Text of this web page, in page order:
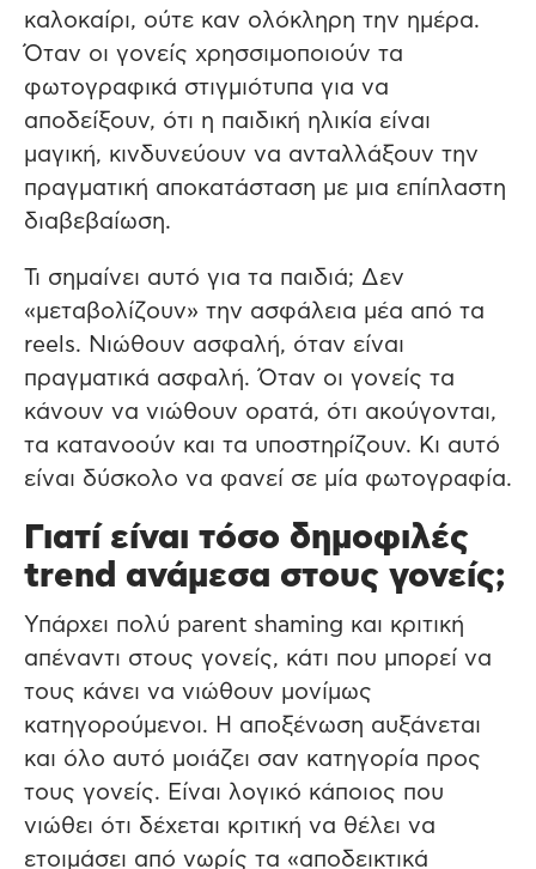
καλοκαίρι, ούτε καν ολόκληρη την ημέρα.
Όταν οι γονείς χρησσιμοποιούν τα
φωτογραφικά στιγμιότυπα για να
αποδείξουν, ότι η παιδική ηλικία είναι
μαγική, κινδυνεύουν να ανταλλάξουν την
πραγματική αποκατάσταση με μια επίπλαστη
διαβεβαίωση.
Τι σημαίνει αυτό για τα παιδιά; Δεν
«μεταβολίζουν» την ασφάλεια μέα από τα
reels. Νιώθουν ασφαλή, όταν είναι
πραγματικά ασφαλή. Όταν οι γονείς τα
κάνουν να νιώθουν ορατά, ότι ακούγονται,
τα κατανοούν και τα υποστηρίζουν. Κι αυτό
είναι δύσκολο να φανεί σε μία φωτογραφία.
Γιατί είναι τόσο δημοφιλές
trend ανάμεσα στους γονείς;
Υπάρχει πολύ parent shaming και κριτική
απέναντι στους γονείς, κάτι που μπορεί να
τους κάνει να νιώθουν μονίμως
κατηγορούμενοι. Η αποξένωση αυξάνεται
και όλο αυτό μοιάζει σαν κατηγορία προς
τους γονείς. Είναι λογικό κάποιος που
νιώθει ότι δέχεται κριτική να θέλει να
ετοιμάσει από νωρίς τα «αποδεικτικά